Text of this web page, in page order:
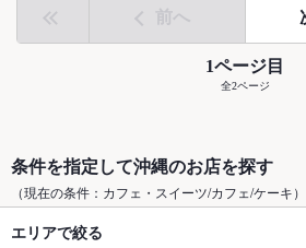
前へ
1ページ目
全2ページ
条件を指定して沖縄のお店を探す
（現在の条件：カフェ・スイーツ/カフェ/ケーキ）
エリアで絞る